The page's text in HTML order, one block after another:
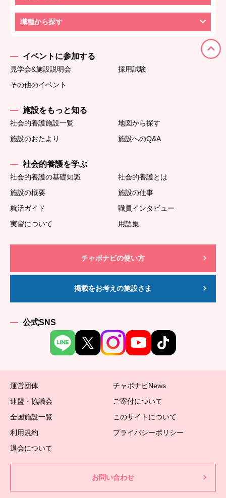
職種から探す
イベントに参加する
見学会&施設説明会
採用試験
その他のイベント
施設をもっと知る
社会的養護施設一覧
地図から探す
施設のおたより
施設へのQ&A
社会的養護を学ぶ
社会的養護の基礎知識
社会的養護とは
施設の概要
施設の仕事
就活ガイド
職員インタビュー
実習について
用語集
チャボナビの使い方
掲載をお考えの施設さま
公式SNS
運営団体
チャボナビNews
連盟・協議会
ご寄付について
全国施設一覧
このサイトについて
利用規約
プライバシーポリシー
退会について
お問い合わせ